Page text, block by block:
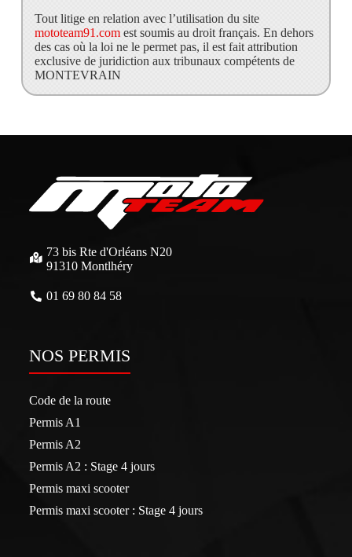
Tout litige en relation avec l’utilisation du site
mototeam91.comest soumis au droit français. En dehors
des cas où la loi ne le permet pas, il est fait attribution
exclusive de juridiction aux tribunaux compétents de
MONTEVRAIN
73 bis Rte d'Orléans N20
91310 Montlhéry
01 69 80 84 58
NOS PERMIS
Code de la route
Permis A1
Permis A2
Permis A2 : Stage 4 jours
Permis maxi scooter
Permis maxi scooter : Stage 4 jours